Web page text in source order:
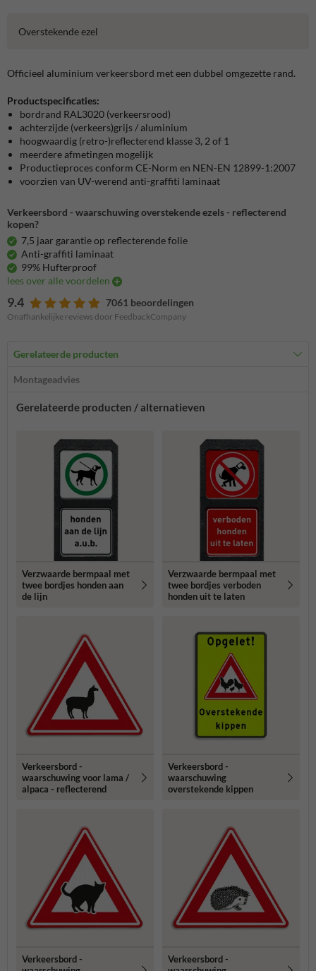
Overstekende ezel
Officieel aluminium verkeersbord met een dubbel omgezette rand.
Productspecificaties:
bordrand RAL3020 (verkeersrood)
achterzijde (verkeers)grijs / aluminium
hoogwaardig (retro-)reflecterend klasse 3, 2 of 1
meerdere afmetingen mogelijk
Productieproces conform CE-Norm en NEN-EN 12899-1:2007
voorzien van UV-werend anti-graffiti laminaat
Verkeersbord - waarschuwing overstekende ezels - reflecterend
kopen?
7,5 jaar garantie op reflecterende folie
Anti-graffiti laminaat
99% Hufterproof
lees over alle voordelen
9.4 7061 beoordelingen
Onafhankelijke reviews door FeedbackCompany
Gerelateerde producten
Montageadvies
Gerelateerde producten / alternatieven
Verzwaarde bermpaal met
twee bordjes honden aan
de lijn
Verzwaarde bermpaal met
twee bordjes verboden
honden uit te laten
Verkeersbord -
waarschuwing voor lama /
alpaca - reflecterend
Verkeersbord -
waarschuwing
overstekende kippen
Verkeersbord -
Verkeersbord -